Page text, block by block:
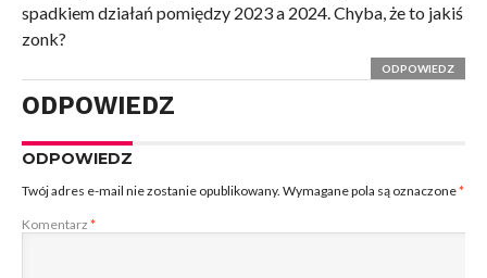
spadkiem działań pomiędzy 2023 a 2024. Chyba, że to jakiś
zonk?
ODPOWIEDZ
ODPOWIEDZ
ODPOWIEDZ
Twój adres e-mail nie zostanie opublikowany. Wymagane pola są oznaczone*
Komentarz *